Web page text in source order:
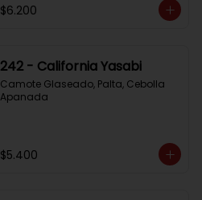
$6.200
242 - California Yasabi
Camote Glaseado, Palta, Cebolla
Apanada
$5.400